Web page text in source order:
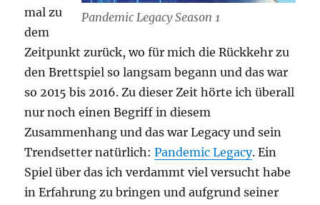
Pandemic Legacy Season 1
mal zu
dem
Zeitpunkt zurück, wo für mich die Rückkehr zu
den Brettspiel so langsam begann und das war
so 2015 bis 2016. Zu dieser Zeit hörte ich überall
nur noch einen Begriff in diesem
Zusammenhang und das war Legacy und sein
Trendsetter natürlich:Pandemic Legacy. Ein
Spiel über das ich verdammt viel versucht habe
in Erfahrung zu bringen und aufgrund seiner